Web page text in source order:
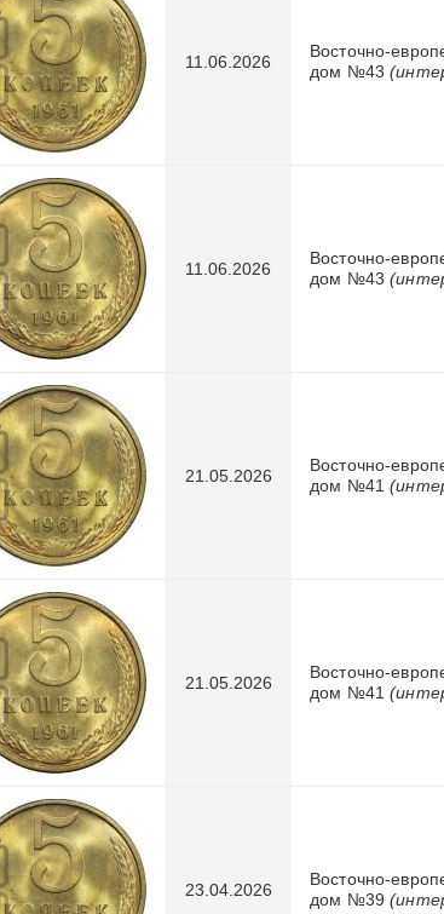
11.06.2026
Восточно-
дом №43
11.06.2026
Восточно-
дом №43
21.05.2026
Восточно-
дом №41
21.05.2026
Восточно-
дом №41
23.04.2026
Восточно-
дом №39